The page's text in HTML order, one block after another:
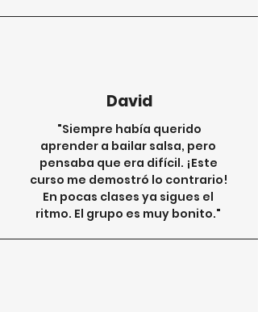
David
"Siempre había querido
aprender a bailar salsa, pero
pensaba que era difícil. ¡Este
curso me demostró lo contrario!
En pocas clases ya sigues el
ritmo. El grupo es muy bonito."